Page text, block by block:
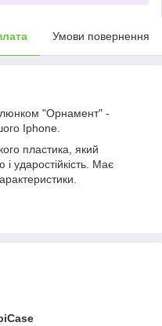
Умови повернення
"Орнамент" -
Iphone.
пластика, який
і ударостійкість. Має